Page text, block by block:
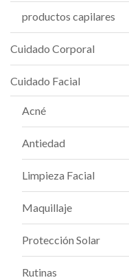
productos capilares
Cuidado Corporal
Cuidado Facial
Acné
Antiedad
Limpieza Facial
Maquillaje
Protección Solar
Rutinas